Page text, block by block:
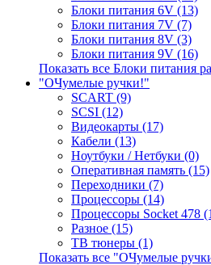
Блоки питания 6V (13)
Блоки питания 7V (7)
Блоки питания 8V (3)
Блоки питания 9V (16)
Показать все Блоки питания
"ОЧумелые ручки!"
SCART (9)
SCSI (12)
Видеокарты (17)
Кабели (13)
Ноутбуки / Нетбуки (0)
Оперативная память (15)
Переходники (7)
Процессоры (14)
Процессоры Socket 478
Разное (15)
ТВ тюнеры (1)
Показать все "ОЧумелые